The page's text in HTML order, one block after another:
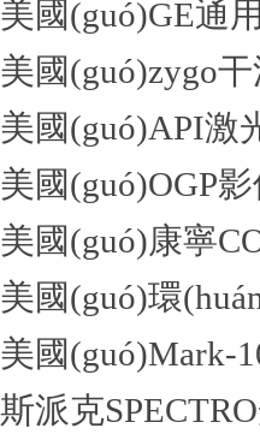
美國(guó)GE通
美國(guó)zygo
美國(guó)API激
美國(guó)OGP
美國(guó)康寧
美國(guó)環
美國(guó)Mark-
斯派克